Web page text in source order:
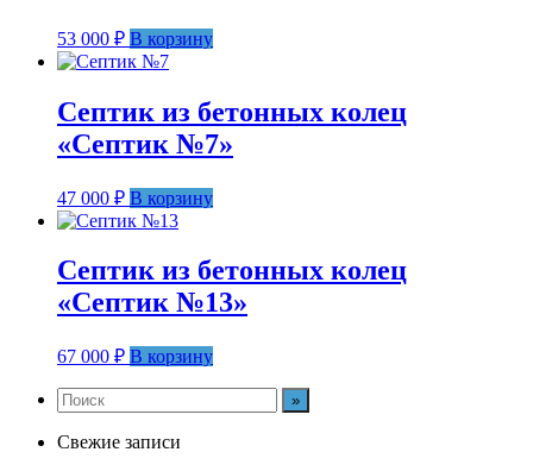
53 000 ₽ В корзину
Септик из бетонных колец
«Септик №7»
47 000 ₽ В корзину
Септик из бетонных колец
«Септик №13»
67 000 ₽ В корзину
Свежие записи